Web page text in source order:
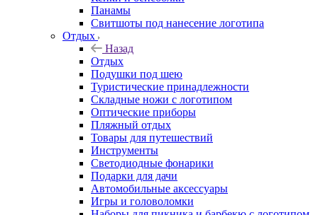
Панамы
Свитшоты под нанесение логотипа
Отдых
Назад
Отдых
Подушки под шею
Туристические принадлежности
Складные ножи с логотипом
Оптические приборы
Пляжный отдых
Товары для путешествий
Инструменты
Светодиодные фонарики
Подарки для дачи
Автомобильные аксессуары
Игры и головоломки